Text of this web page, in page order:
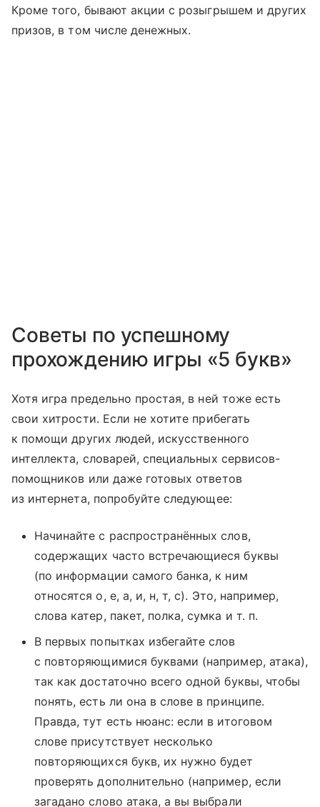
Кроме того, бывают акции с розыгрышем и других
призов, в том числе денежных.
Советы по успешному
прохождению игры «5 букв»
Хотя игра предельно простая, в ней тоже есть
свои хитрости. Если не хотите прибегать
к помощи других людей, искусственного
интеллекта, словарей, специальных сервисов-
помощников или даже готовых ответов
из интернета, попробуйте следующее:
Начинайте с распространённых слов,
содержащих часто встречающиеся буквы
(по информации самого банка, к ним
относятся о, е, а, и, н, т, с). Это, например,
слова катер, пакет, полка, сумка и т. п.
В первых попытках избегайте слов
с повторяющимися буквами (например, атака),
так как достаточно всего одной буквы, чтобы
понять, есть ли она в слове в принципе.
Правда, тут есть нюанс: если в итоговом
слове присутствует несколько
повторяющихся букв, их нужно будет
проверять дополнительно (например, если
загадано слово атака, а вы выбрали